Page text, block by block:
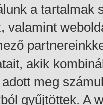
a tartalmak
valamint
akik
meg
gyűjtöttek. A